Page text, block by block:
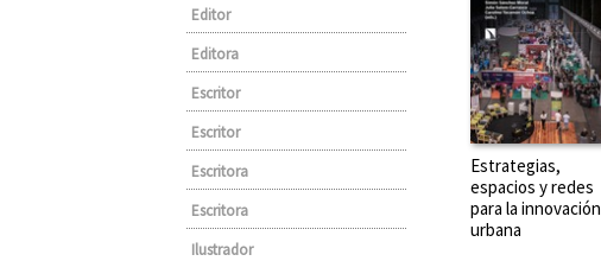
Editor
Editora
Escritor
Escritor
Escritora
Escritora
Ilustrador
Estrategias,
espacios y redes
para la innovación
urbana